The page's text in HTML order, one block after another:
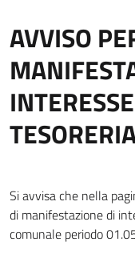
AVVISO
Si avvisa che nella
di manifestazione di
comunale periodo